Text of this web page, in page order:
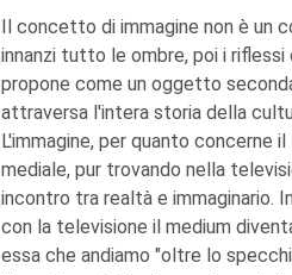
Il concetto di immagine non è un
innanzi tutto le ombre, poi i riflessi
propone come un oggetto
attraversa l'intera storia della
L'immagine, per quanto concerne
mediale, pur trovando nella
incontro tra realtà e immaginario.
con la televisione il medium
essa che andiamo "oltre lo